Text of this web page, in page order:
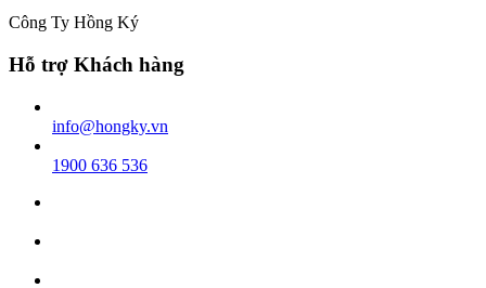
Công Ty Hồng Ký
Hỗ trợ Khách hàng
info@hongky.vn
1900 636 536